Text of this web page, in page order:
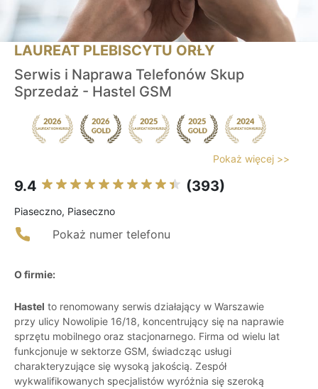
LAUREAT PLEBISCYTU ORŁY
Serwis i Naprawa Telefonów Skup
Sprzedaż - Hastel GSM
Pokaż więcej >>
9.4 (393)
Piaseczno, Piaseczno
Pokaż numer telefonu
O firmie:
Hastel to renomowany serwis działający w Warszawie
przy ulicy Nowolipie 16/18, koncentrujący się na naprawie
sprzętu mobilnego oraz stacjonarnego. Firma od wielu lat
funkcjonuje w sektorze GSM, świadcząc usługi
charakteryzujące się wysoką jakością. Zespół
wykwalifikowanych specjalistów wyróżnia się szeroką